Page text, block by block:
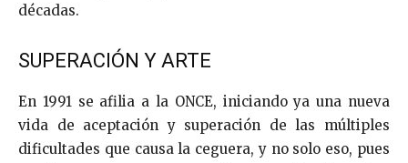
décadas.
SUPERACIÓN Y ARTE
En 1991 se afilia a la ONCE, iniciando ya una nueva
vida de aceptación y superación de las múltiples
dificultades que causa la ceguera, y no solo eso, pues